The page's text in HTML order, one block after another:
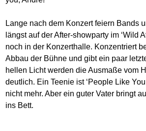
Lange nach dem Konzert feiern Bands
längst auf der After-showparty im ‘Wild
noch in der Konzerthalle. Konzentriert
Abbau der Bühne und gibt ein paar
hellen Licht werden die Ausmaße vom
deutlich. Ein Teenie ist ‘People Like
nicht mehr. Aber ein guter Vater bringt
ins Bett.